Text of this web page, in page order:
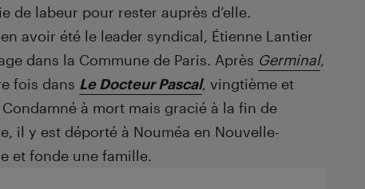
de labeur pour rester auprès d’elle.
avoir été le leader syndical, Étienne Lantier
dans la Commune de Paris. Après Germinal,
fois dans Le Docteur Pascal, vingtième et
à mort mais gracié à la fin de
il y est déporté à Nouméa en Nouvelle-
et fonde une famille.